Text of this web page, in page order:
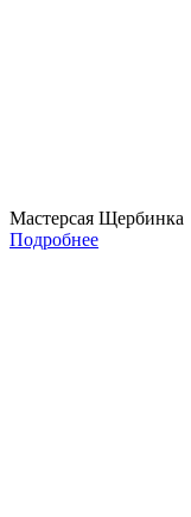
Мастерсая Щербинка
Подробнее